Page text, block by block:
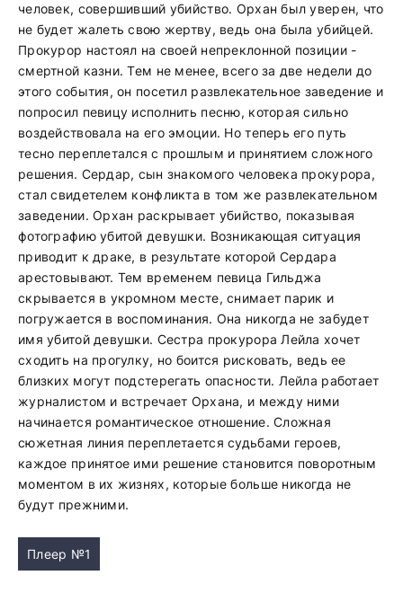
человек, совершивший убийство. Орхан был уверен, что
не будет жалеть свою жертву, ведь она была убийцей.
Прокурор настоял на своей непреклонной позиции -
смертной казни. Тем не менее, всего за две недели до
этого события, он посетил развлекательное заведение и
попросил певицу исполнить песню, которая сильно
воздействовала на его эмоции. Но теперь его путь
тесно переплетался с прошлым и принятием сложного
решения. Сердар, сын знакомого человека прокурора,
стал свидетелем конфликта в том же развлекательном
заведении. Орхан раскрывает убийство, показывая
фотографию убитой девушки. Возникающая ситуация
приводит к драке, в результате которой Сердара
арестовывают. Тем временем певица Гильджа
скрывается в укромном месте, снимает парик и
погружается в воспоминания. Она никогда не забудет
имя убитой девушки. Сестра прокурора Лейла хочет
сходить на прогулку, но боится рисковать, ведь ее
близких могут подстерегать опасности. Лейла работает
журналистом и встречает Орхана, и между ними
начинается романтическое отношение. Сложная
сюжетная линия переплетается судьбами героев,
каждое принятое ими решение становится поворотным
моментом в их жизнях, которые больше никогда не
будут прежними.
Плеер №1